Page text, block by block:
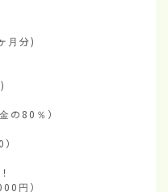
月分)
の80％）
円）